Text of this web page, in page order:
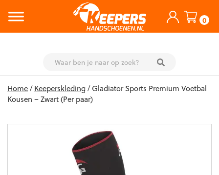
0
content
Home/Keeperskleding/ Gladiator Sports Premium Voetbal
Kousen – Zwart (Per paar)